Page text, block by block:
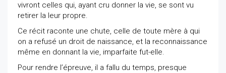
vivront celles qui, ayant cru donner la vie, se sont vu
retirer la leur propre.
Ce récit raconte une chute, celle de toute mère à qui
on a refusé un droit de naissance, et la reconnaissance
même en donnant la vie, imparfaite fut-elle.
Pour rendre l’épreuve, il a fallu du temps, presque